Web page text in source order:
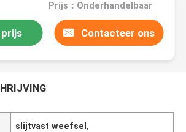
Prijs：Onderhandelbaar
Contacteer ons
slijtvast weefsel,